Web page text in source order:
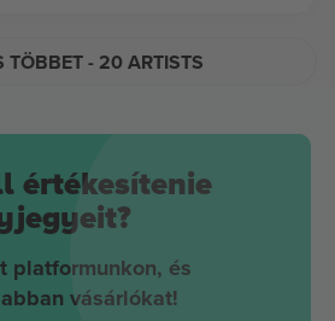
TÖBBET- 20 ARTISTS
értékesítenie
platformunkon, és
vásárlókat!